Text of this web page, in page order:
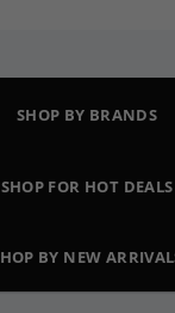
SHOP BY BRANDS
SHOP FOR HOT DEALS
BY NEW